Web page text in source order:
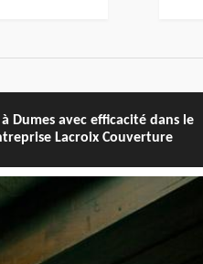
Dumes avec efficacité dans le
Lacroix Couverture